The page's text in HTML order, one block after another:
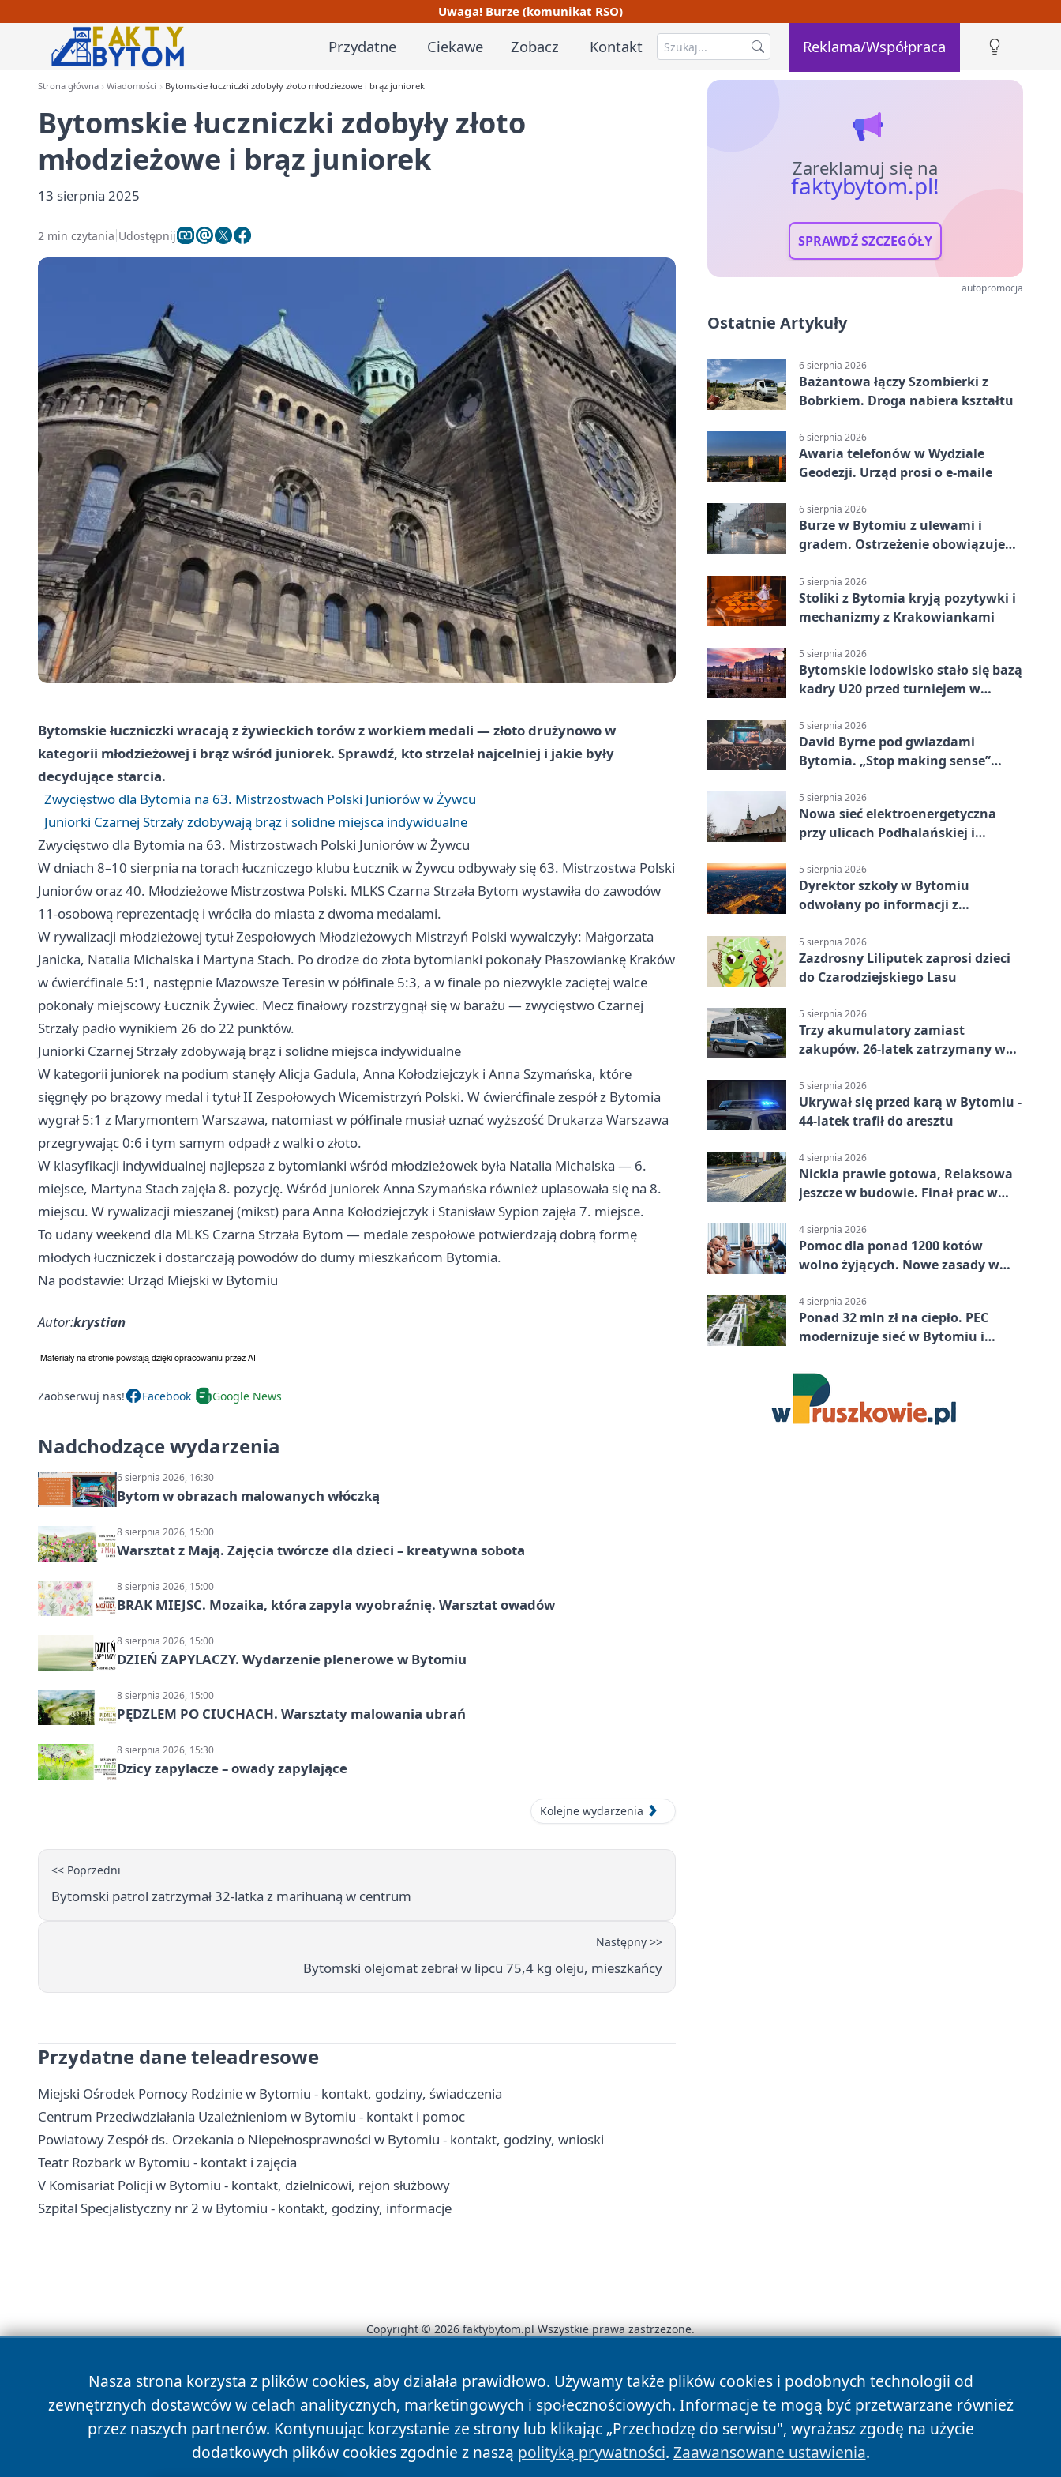
Uwaga! Burze (komunikat RSO)
Przydatne Ciekawe Zobacz Kontakt Reklama/Współpraca
Strona główna Wiadomości Bytomskie łuczniczki zdobyły złoto młodzieżowe i brąz juniorek
Bytomskie łuczniczki zdobyły złoto
młodzieżowe i brąz juniorek
13 sierpnia 2025
2 min czytania Udostępnij
Bytomskie łuczniczki wracają z żywieckich torów z workiem medali — złoto drużynowo w
kategorii młodzieżowej i brąz wśród juniorek. Sprawdź, kto strzelał najcelniej i jakie były
decydujące starcia.
Zwycięstwo dla Bytomia na 63. Mistrzostwach Polski Juniorów w Żywcu
Juniorki Czarnej Strzały zdobywają brąz i solidne miejsca indywidualne
Zwycięstwo dla Bytomia na 63. Mistrzostwach Polski Juniorów w Żywcu
W dniach 8–10 sierpnia na torach łuczniczego klubu Łucznik w Żywcu odbywały się 63. Mistrzostwa Polski
Juniorów oraz 40. Młodzieżowe Mistrzostwa Polski. MLKS Czarna Strzała Bytom wystawiła do zawodów
11-osobową reprezentację i wróciła do miasta z dwoma medalami.
W rywalizacji młodzieżowej tytuł Zespołowych Młodzieżowych Mistrzyń Polski wywalczyły: Małgorzata
Janicka, Natalia Michalska i Martyna Stach. Po drodze do złota bytomianki pokonały Płaszowiankę Kraków
w ćwierćfinale 5:1, następnie Mazowsze Teresin w półfinale 5:3, a w finale po niezwykle zaciętej walce
pokonały miejscowy Łucznik Żywiec. Mecz finałowy rozstrzygnął się w barażu — zwycięstwo Czarnej
Strzały padło wynikiem 26 do 22 punktów.
Juniorki Czarnej Strzały zdobywają brąz i solidne miejsca indywidualne
W kategorii juniorek na podium stanęły Alicja Gadula, Anna Kołodziejczyk i Anna Szymańska, które
sięgnęły po brązowy medal i tytuł II Zespołowych Wicemistrzyń Polski. W ćwierćfinale zespół z Bytomia
wygrał 5:1 z Marymontem Warszawa, natomiast w półfinale musiał uznać wyższość Drukarza Warszawa
przegrywając 0:6 i tym samym odpadł z walki o złoto.
W klasyfikacji indywidualnej najlepsza z bytomianki wśród młodzieżowek była Natalia Michalska — 6.
miejsce, Martyna Stach zajęła 8. pozycję. Wśród juniorek Anna Szymańska również uplasowała się na 8.
miejscu. W rywalizacji mieszanej (mikst) para Anna Kołodziejczyk i Stanisław Sypion zajęła 7. miejsce.
To udany weekend dla MLKS Czarna Strzała Bytom — medale zespołowe potwierdzają dobrą formę
młodych łuczniczek i dostarczają powodów do dumy mieszkańcom Bytomia.
Na podstawie: Urząd Miejski w Bytomiu
Autor:krystian
Zaobserwuj nas! Facebook Google News
Nadchodzące wydarzenia
6 sierpnia 2026, 16:30
Bytom w obrazach malowanych włóczką
8 sierpnia 2026, 15:00
Warsztat z Mają. Zajęcia twórcze dla dzieci – kreatywna sobota
8 sierpnia 2026, 15:00
BRAK MIEJSC. Mozaika, która zapyla wyobraźnię. Warsztat owadów
8 sierpnia 2026, 15:00
DZIEŃ ZAPYLACZY. Wydarzenie plenerowe w Bytomiu
8 sierpnia 2026, 15:00
PĘDZLEM PO CIUCHACH. Warsztaty malowania ubrań
8 sierpnia 2026, 15:30
Dzicy zapylacze – owady zapylające
Kolejne wydarzenia
<< Poprzedni
Bytomski patrol zatrzymał 32-latka z marihuaną w centrum
Następny >>
Bytomski olejomat zebrał w lipcu 75,4 kg oleju, mieszkańcy
Przydatne dane teleadresowe
Miejski Ośrodek Pomocy Rodzinie w Bytomiu - kontakt, godziny, świadczenia
Centrum Przeciwdziałania Uzależnieniom w Bytomiu - kontakt i pomoc
Powiatowy Zespół ds. Orzekania o Niepełnosprawności w Bytomiu - kontakt, godziny, wnioski
Teatr Rozbark w Bytomiu - kontakt i zajęcia
V Komisariat Policji w Bytomiu - kontakt, dzielnicowi, rejon służbowy
Szpital Specjalistyczny nr 2 w Bytomiu - kontakt, godziny, informacje
Zareklamuj się na
faktybytom.pl!
SPRAWDŹ SZCZEGÓŁY
autopromocja
Ostatnie Artykuły
6 sierpnia 2026
Bażantowa łączy Szombierki z
Bobrkiem. Droga nabiera kształtu
6 sierpnia 2026
Awaria telefonów w Wydziale
Geodezji. Urząd prosi o e-maile
6 sierpnia 2026
Burze w Bytomiu z ulewami i
gradem. Ostrzeżenie obowiązuje
5 sierpnia 2026
Stoliki z Bytomia kryją pozytywki i
mechanizmy z Krakowiankami
5 sierpnia 2026
Bytomskie lodowisko stało się bazą
kadry U20 przed turniejem w
5 sierpnia 2026
David Byrne pod gwiazdami
Bytomia. „Stop making sense”
5 sierpnia 2026
Nowa sieć elektroenergetyczna
przy ulicach Podhalańskiej i
5 sierpnia 2026
Dyrektor szkoły w Bytomiu
odwołany po informacji z
5 sierpnia 2026
Zazdrosny Liliputek zaprosi dzieci
do Czarodziejskiego Lasu
5 sierpnia 2026
Trzy akumulatory zamiast
zakupów. 26-latek zatrzymany w
5 sierpnia 2026
Ukrywał się przed karą w Bytomiu -
44-latek trafił do aresztu
4 sierpnia 2026
Nickla prawie gotowa, Relaksowa
jeszcze w budowie. Finał prac w
4 sierpnia 2026
Pomoc dla ponad 1200 kotów
wolno żyjących. Nowe zasady w
4 sierpnia 2026
Ponad 32 mln zł na ciepło. PEC
modernizuje sieć w Bytomiu i
Nasza strona korzysta z plików cookies, aby działała prawidłowo. Używamy także plików cookies i podobnych technologii od
zewnętrznych dostawców w celach analitycznych, marketingowych i społecznościowych. Informacje te mogą być przetwarzane również
przez naszych partnerów. Kontynuując korzystanie ze strony lub klikając „Przechodzę do serwisu", wyrażasz zgodę na użycie
dodatkowych plików cookies zgodnie z naszą polityką prywatności. Zaawansowane ustawienia.
Copyright © 2026 faktybytom.pl Wszystkie prawa zastrzeżone.
News Autorzy Polityka Prywatności Polityka Cookies